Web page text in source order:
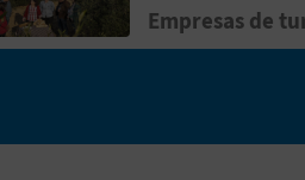
Empresas de